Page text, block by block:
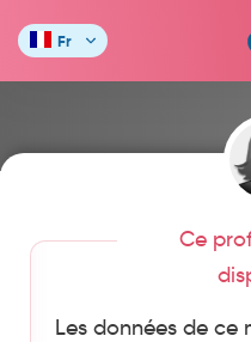
Fr
Ce
Les données de ce